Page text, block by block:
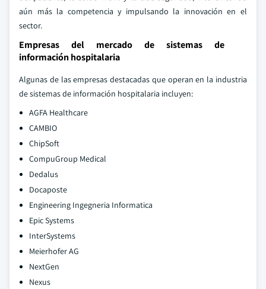
aún más la competencia y impulsando la innovación en el
sector.
Empresas del mercado de sistemas de
información hospitalaria
Algunas de las empresas destacadas que operan en la industria
de sistemas de información hospitalaria incluyen:
AGFA Healthcare
CAMBIO
ChipSoft
CompuGroup Medical
Dedalus
Docaposte
Engineering Ingegneria Informatica
Epic Systems
InterSystems
Meierhofer AG
NextGen
Nexus